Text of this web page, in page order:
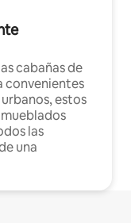
cabañas de
convenientes
estos
las
una